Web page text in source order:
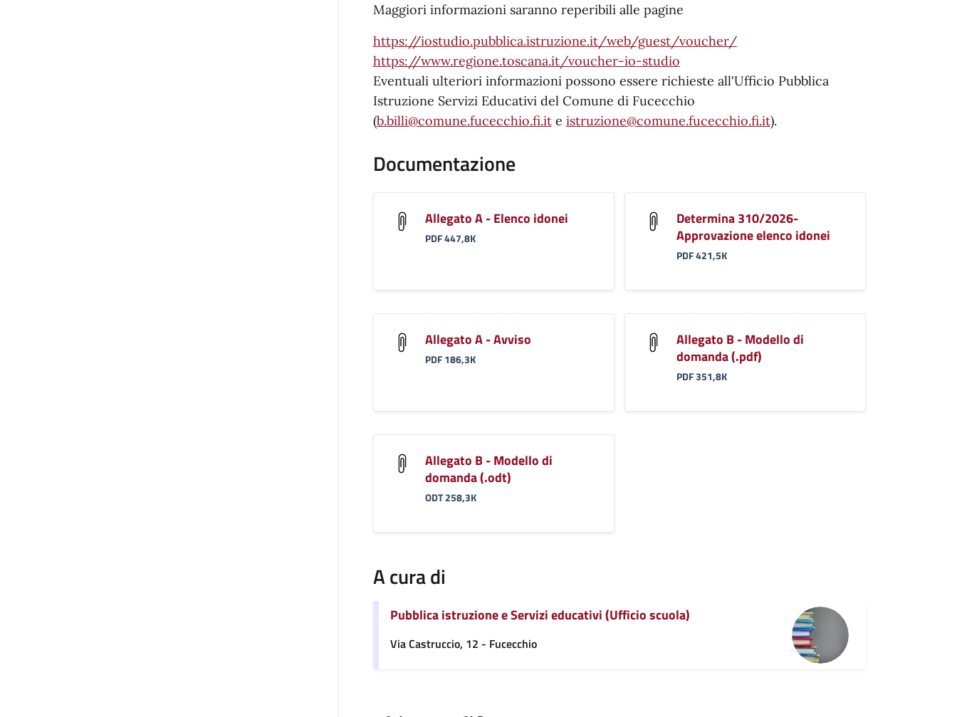
Maggiori informazioni saranno reperibili alle pagine
https://iostudio.pubblica.istruzione.it/web/guest/voucher/
https://www.regione.toscana.it/voucher-io-studio
Eventuali ulteriori informazioni possono essere richieste all'Ufficio Pubblica
Istruzione Servizi Educativi del Comune di Fucecchio
(b.billi@comune.fucecchio.fi.ite istruzione@comune.fucecchio.fi.it).
Documentazione
Allegato A - Elenco idonei
PDF 447,8K
Determina 310/2026-
Approvazione elenco idonei
PDF 421,5K
Allegato A - Avviso
PDF 186,3K
Allegato B - Modello di
domanda (.pdf)
PDF 351,8K
Allegato B - Modello di
domanda (.odt)
ODT 258,3K
A cura di
Pubblica istruzione e Servizi educativi (Ufficio scuola)
Via Castruccio, 12 - Fucecchio